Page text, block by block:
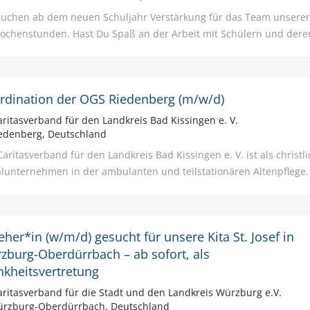
nach AVR Caritas mit arbeitgeberfinanzierter
ab dem neuen Schuljahr Verstärkung für das Team
Hast Du Spaß an der Arbeit mit Schülern und
in den Einrichtungen des Deutschen Caritasverbandes
einer 5 Tage Woche), an Heiligabend und Silvester frei zu den
die betriebliche Altersversorgung und die kostenfreie
zur kirchlichen Höherversicherung im Rahmen der
uns auf Ihre Bewerbung
der OGS Riedenberg (m/w/d)
für den Landkreis Bad Kissingen e. V.
Deutschland
für den Landkreis Bad Kissingen e. V. ist als
in der ambulanten und teilstationären
Grundschule in Riedenberg suchen wir ab September 2026
Persönlichkeit in Teilzeit für die Koordination der OGS
Ausbildung zur Pädagogischen Fachkraft oder vergleichbare
und Jugendarbeit von Vorteil Organisationsgeschick,
Freude an der Arbeit mit Kindern Kommunikationsfähigkeit und
(w/m/d) gesucht für unsere Kita St. Josef in
Oberdürrbach – ab sofort, als
für die Stadt und den Landkreis Würzburg e.V.
Oberdürrbach, Deutschland